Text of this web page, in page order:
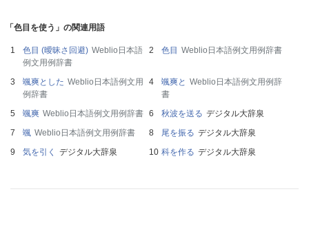
「色目を使う」の関連用語
色目 (曖昧さ回避) Weblio日本語
例文用例辞書
色目 Weblio日本語例文用例辞書
颯爽とした Weblio日本語例文用
例辞書
颯爽と Weblio日本語例文用例辞
書
颯爽 Weblio日本語例文用例辞書 秋波を送る デジタル大辞泉
颯 Weblio日本語例文用例辞書 尾を振る デジタル大辞泉
気を引く
デジタル大辞泉 科を作る デジタル大辞泉